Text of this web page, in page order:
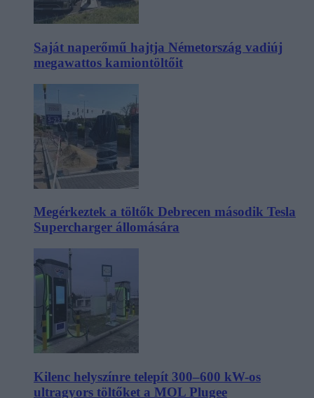
Saját naperőmű hajtja Németország vadiúj
megawattos kamiontöltőit
Megérkeztek a töltők Debrecen második Tesla
Supercharger állomására
Kilenc helyszínre telepít 300–600 kW-os
ultragyors töltőket a MOL Plugee